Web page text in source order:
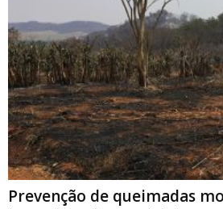
Prevenção de queimadas